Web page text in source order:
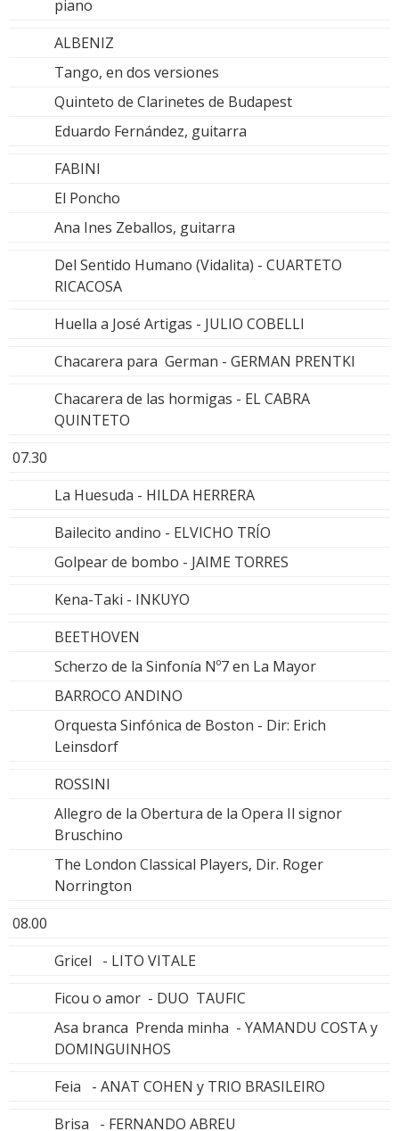
piano
ALBENIZ
Tango, en dos versiones
Quinteto de Clarinetes de Budapest
Eduardo Fernández, guitarra
FABINI
El Poncho
Ana Ines Zeballos, guitarra
Del Sentido Humano (Vidalita) - CUARTETO
RICACOSA
Huella a José Artigas - JULIO COBELLI
Chacarera para German - GERMAN PRENTKI
Chacarera de las hormigas - EL CABRA
QUINTETO
07.30
La Huesuda - HILDA HERRERA
Bailecito andino - ELVICHO TRÍO
Golpear de bombo - JAIME TORRES
Kena-Taki - INKUYO
BEETHOVEN
Scherzo de la Sinfonía Nº7 en La Mayor
BARROCO ANDINO
Orquesta Sinfónica de Boston - Dir: Erich
Leinsdorf
ROSSINI
Allegro de la Obertura de la Opera Il signor
Bruschino
The London Classical Players, Dir. Roger
Norrington
08.00
Gricel - LITO VITALE
Ficou o amor - DUO TAUFIC
Asa branca Prenda minha - YAMANDU COSTA y
DOMINGUINHOS
Feia - ANAT COHEN y TRIO BRASILEIRO
Brisa - FERNANDO ABREU